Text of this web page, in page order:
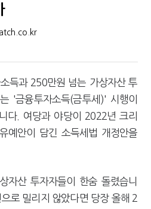
내 지분만 봤다간 낭패…주식 양도세 추징 부른 '3가지 실수'
김밥엔 어떤 술 어울릴까?…국세청이 K-푸드 꺼낸 까닭
"세무플랫폼 문제 해결될 것"…세무사회 진단, 왜
배달라이더 원천징수 세금 인하…환급 플랫폼 수익성 악화될까
고액자산가 더 옥죈다…해외신탁 미신고 제보에 포상금
로봇 국내 생산땐 세금 깎아준다
[2026 세제개편]"상속 닥치면 늦다"…가업승계 성패, 시간에 달렸다
득과 250만원 넘는 가상자산 투
'금융투자소득(금투세)' 시행이
다. 여당과 야당이 2022년 크리
예안이 담긴 소득세법 개정안을
자산 투자자들이 한숨 돌렸습니
로 밀리지 않았다면 당장 올해 2